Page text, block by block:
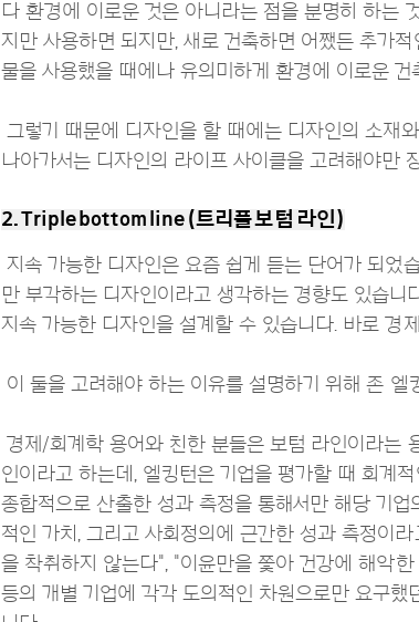
다 환경에 이로운 것은 아니라는 점을 분명히 하는
지만 사용하면 되지만, 새로 건축하면 어쨌든 추가
물을 사용했을 때에나 유의미하게 환경에 이로운 건
그렇기 때문에 디자인을 할 때에는 디자인의 소재
나아가서는 디자인의 라이프 사이클을 고려해야만
2. Triple bottom line (트리플 보텀 라인)
지속 가능한 디자인은 요즘 쉽게 듣는 단어가 되었
만 부각하는 디자인이라고 생각하는 경향도 있습
지속 가능한 디자인을 설계할 수 있습니다. 바로 경
이 둘을 고려해야 하는 이유를 설명하기 위해 존
경제/회계학 용어와 친한 분들은 보텀 라인이라는
인이라고 하는데, 엘킹턴은 기업을 평가할 때 회계
종합적으로 산출한 성과 측정을 통해서만 해당 기
적인 가치, 그리고 사회정의에 근간한 성과 측정이
을 착취하지 않는다", "이윤만을 쫓아 건강에 해악
등의 개별 기업에 각각 도의적인 차원으로만 요구